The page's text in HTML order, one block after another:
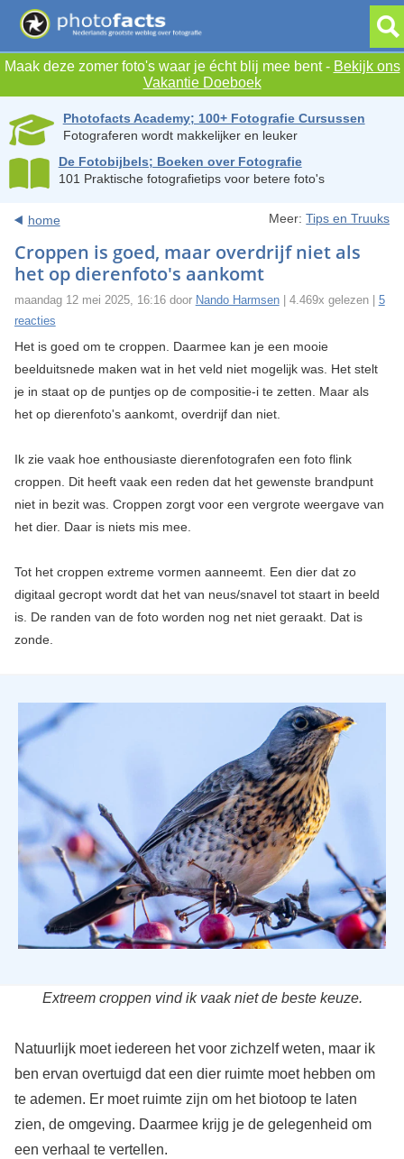
Maak deze zomer foto's waar je écht blij mee bent - Bekijk ons
Vakantie Doeboek
Photofacts Academy; 100+ Fotografie Cursussen
Fotograferen wordt makkelijker en leuker
De Fotobijbels; Boeken over Fotografie
101 Praktische fotografietips voor betere foto's
home Meer:Tips en Truuks
Croppen is goed, maar overdrijf niet als
het op dierenfoto's aankomt
maandag 12 mei 2025, 16:16 door Nando Harmsen| 4.469x gelezen | 5
reacties
Het is goed om te croppen. Daarmee kan je een mooie
beelduitsnede maken wat in het veld niet mogelijk was. Het stelt
je in staat op de puntjes op de compositie-i te zetten. Maar als
het op dierenfoto's aankomt, overdrijf dan niet.
Ik zie vaak hoe enthousiaste dierenfotografen een foto flink
croppen. Dit heeft vaak een reden dat het gewenste brandpunt
niet in bezit was. Croppen zorgt voor een vergrote weergave van
het dier. Daar is niets mis mee.
Tot het croppen extreme vormen aanneemt. Een dier dat zo
digitaal gecropt wordt dat het van neus/snavel tot staart in beeld
is. De randen van de foto worden nog net niet geraakt. Dat is
zonde.
Extreem croppen vind ik vaak niet de beste keuze.
Natuurlijk moet iedereen het voor zichzelf weten, maar ik
ben ervan overtuigd dat een dier ruimte moet hebben om
te ademen. Er moet ruimte zijn om het biotoop te laten
zien, de omgeving. Daarmee krijg je de gelegenheid om
een verhaal te vertellen.